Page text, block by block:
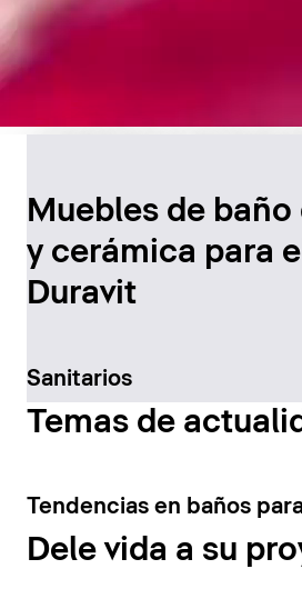
el
Descúbralo
Muebles de
y cerámica para
Duravit
Sanitarios
Temas de
Tendencias en baños
Dele vida a su